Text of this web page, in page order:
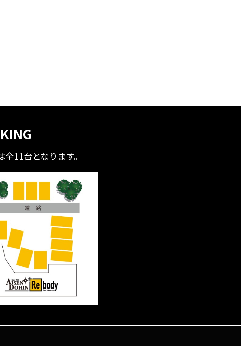
11台となります。